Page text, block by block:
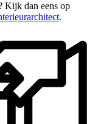
Kijk dan eens op
.